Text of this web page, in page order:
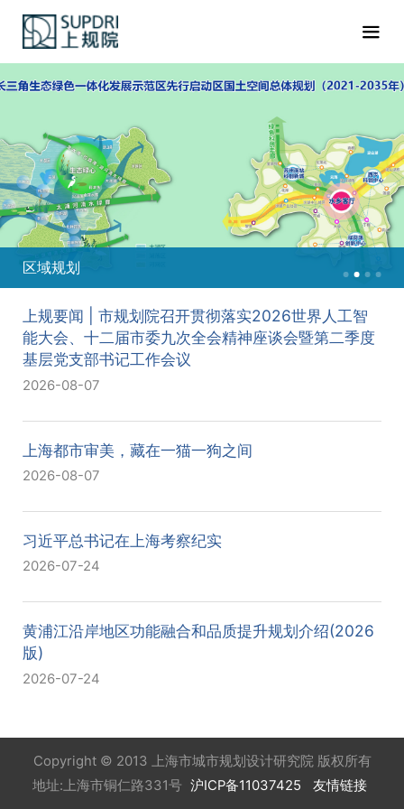
区域规划
上规要闻 | 市规划院召开贯彻落实2026世界人工智
能大会、十二届市委九次全会精神座谈会暨第二季度
基层党支部书记工作会议
2026-08-07
上海都市审美，藏在一猫一狗之间
2026-08-07
习近平总书记在上海考察纪实
2026-07-24
黄浦江沿岸地区功能融合和品质提升规划介绍(2026
版)
2026-07-24
Copyright © 2013 上海市城市规划设计研究院 版权所有
地址:上海市铜仁路331号 沪ICP备11037425 友情链接